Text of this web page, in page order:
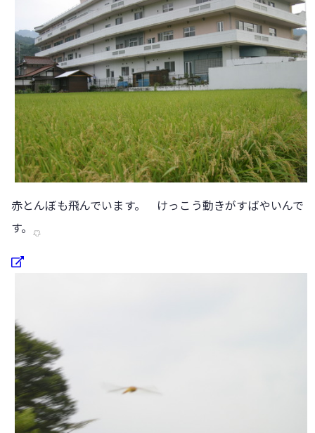
赤とんぼも飛んでいます。 けっこう動きがすばやいんで
す。